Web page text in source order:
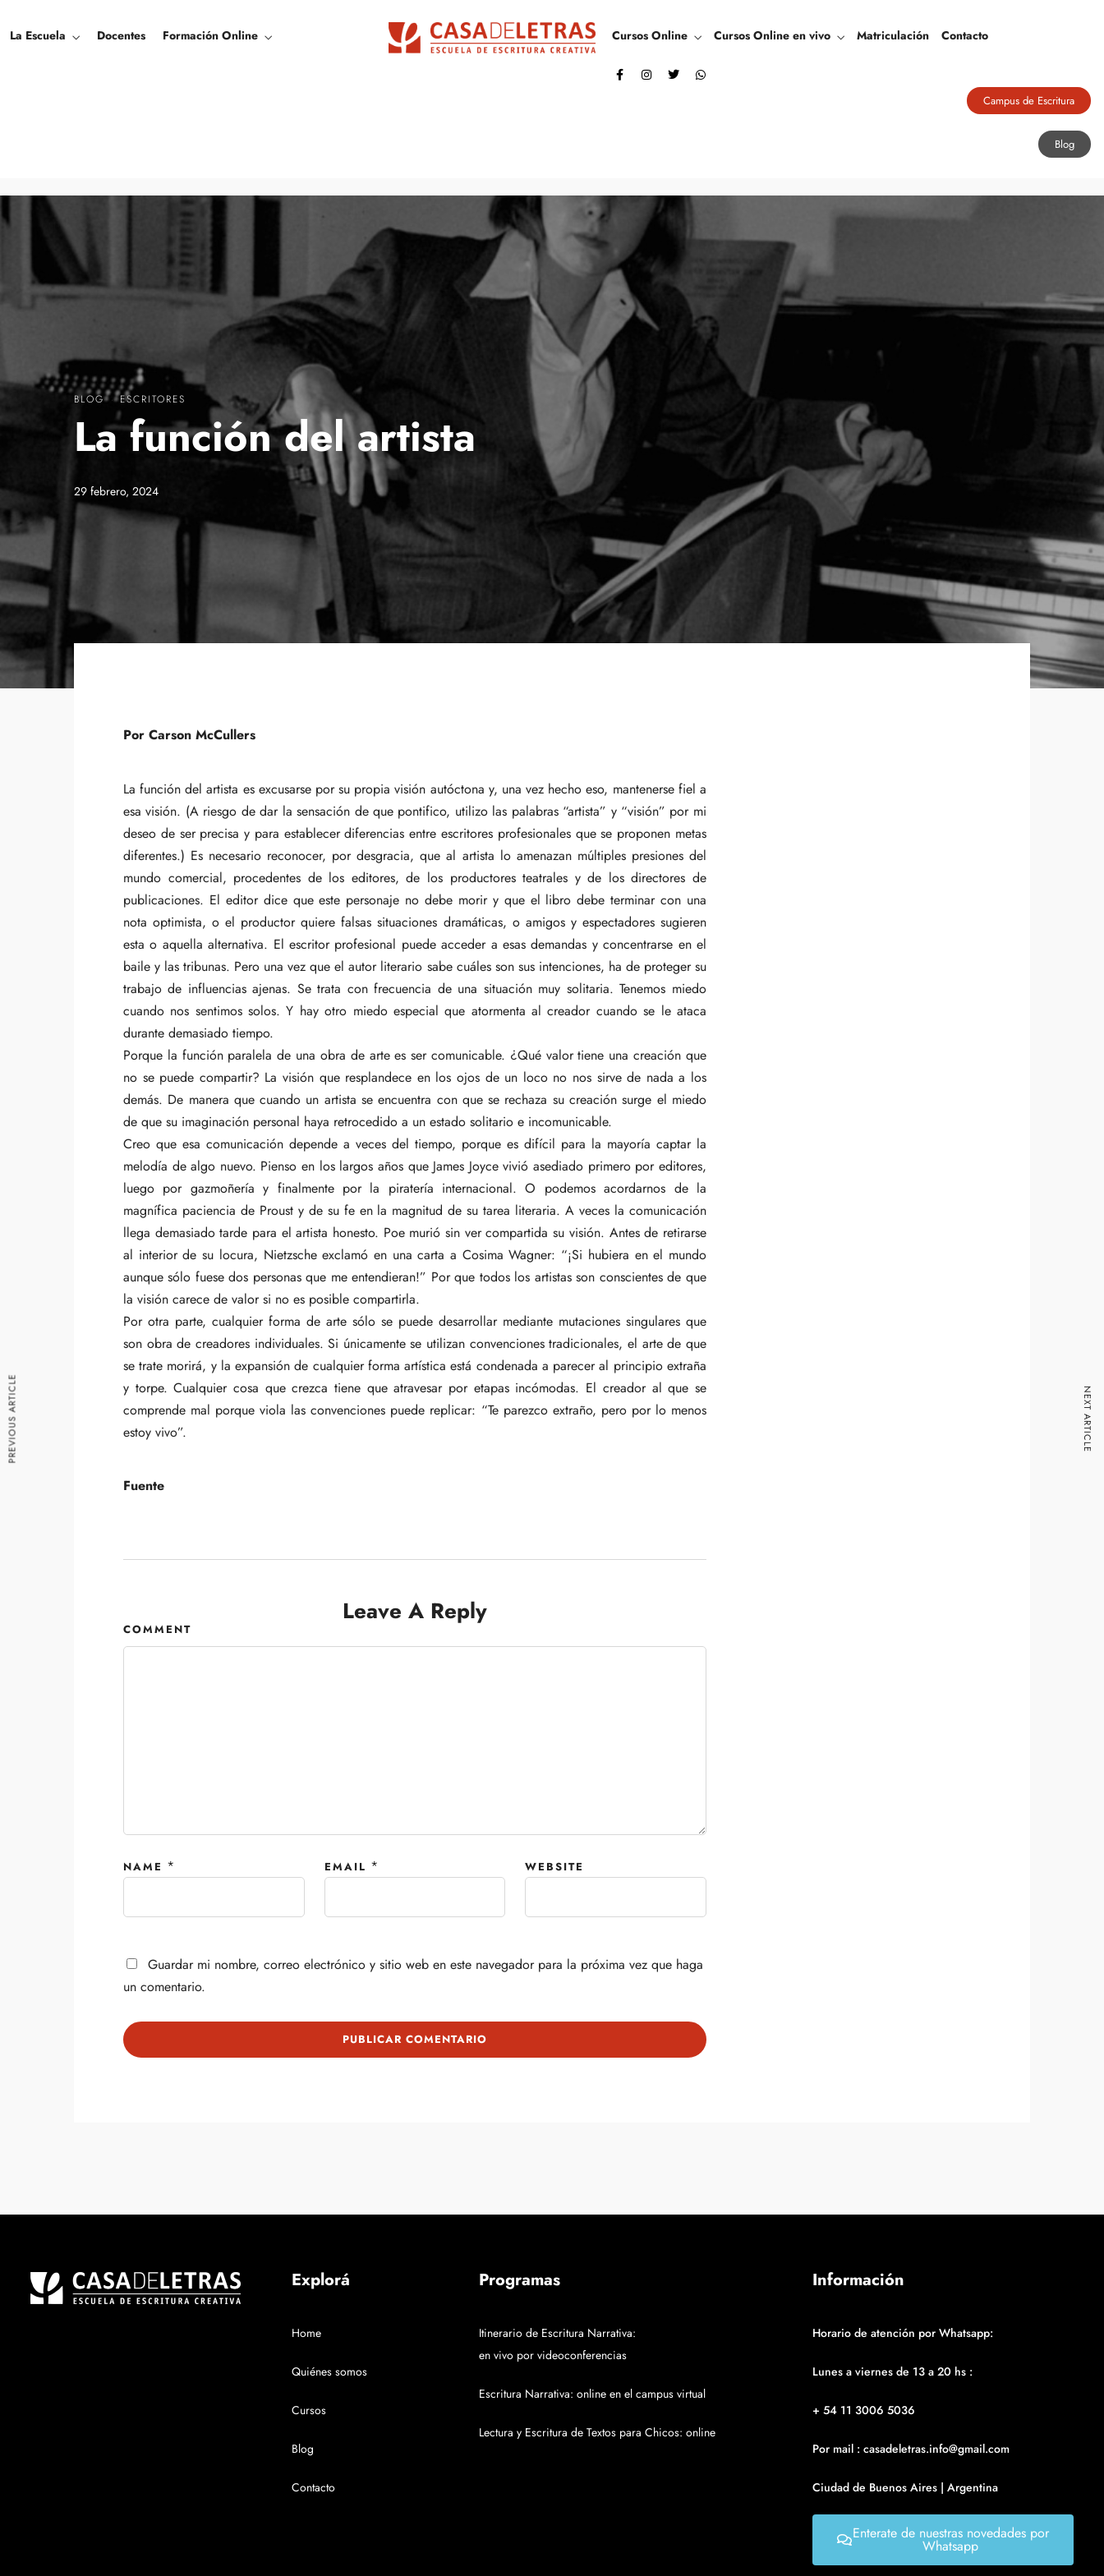
La Escuela Docentes Formación Online Cursos Online Cursos Online en vivo Matriculación Contacto
Campus de Escritura
Blog
BLOG·ESCRITORES
La función del artista
29 febrero, 2024
Por Carson McCullers
La función del artista es excusarse por su propia visión autóctona y, una vez hecho eso, mantenerse fiel a
esa visión. (A riesgo de dar la sensación de que pontifico, utilizo las palabras “artista” y “visión” por mi
deseo de ser precisa y para establecer diferencias entre escritores profesionales que se proponen metas
diferentes.) Es necesario reconocer, por desgracia, que al artista lo amenazan múltiples presiones del
mundo comercial, procedentes de los editores, de los productores teatrales y de los directores de
publicaciones. El editor dice que este personaje no debe morir y que el libro debe terminar con una
nota optimista, o el productor quiere falsas situaciones dramáticas, o amigos y espectadores sugieren
esta o aquella alternativa. El escritor profesional puede acceder a esas demandas y concentrarse en el
baile y las tribunas. Pero una vez que el autor literario sabe cuáles son sus intenciones, ha de proteger su
trabajo de influencias ajenas. Se trata con frecuencia de una situación muy solitaria. Tenemos miedo
cuando nos sentimos solos. Y hay otro miedo especial que atormenta al creador cuando se le ataca
durante demasiado tiempo.
Porque la función paralela de una obra de arte es ser comunicable. ¿Qué valor tiene una creación que
no se puede compartir? La visión que resplandece en los ojos de un loco no nos sirve de nada a los
demás. De manera que cuando un artista se encuentra con que se rechaza su creación surge el miedo
de que su imaginación personal haya retrocedido a un estado solitario e incomunicable.
Creo que esa comunicación depende a veces del tiempo, porque es difícil para la mayoría captar la
melodía de algo nuevo. Pienso en los largos años que James Joyce vivió asediado primero por editores,
luego por gazmoñería y finalmente por la piratería internacional. O podemos acordarnos de la
magnífica paciencia de Proust y de su fe en la magnitud de su tarea literaria. A veces la comunicación
llega demasiado tarde para el artista honesto. Poe murió sin ver compartida su visión. Antes de retirarse
al interior de su locura, Nietzsche exclamó en una carta a Cosima Wagner: “¡Si hubiera en el mundo
aunque sólo fuese dos personas que me entendieran!” Por que todos los artistas son conscientes de que
la visión carece de valor si no es posible compartirla.
Por otra parte, cualquier forma de arte sólo se puede desarrollar mediante mutaciones singulares que
son obra de creadores individuales. Si únicamente se utilizan convenciones tradicionales, el arte de que
se trate morirá, y la expansión de cualquier forma artística está condenada a parecer al principio extraña
y torpe. Cualquier cosa que crezca tiene que atravesar por etapas incómodas. El creador al que se
comprende mal porque viola las convenciones puede replicar: “Te parezco extraño, pero por lo menos
estoy vivo”.
Fuente
Leave A Reply
COMMENT
NAME * EMAIL * WEBSITE
Guardar mi nombre, correo electrónico y sitio web en este navegador para la próxima vez que haga
un comentario.
PREVIOUS ARTICLE NEXT ARTICLE
Explorá
Home
Quiénes somos
Cursos
Blog
Contacto
Programas
Itinerario de Escritura Narrativa:
en vivo por videoconferencias
Escritura Narrativa: online en el campus virtual
Lectura y Escritura de Textos para Chicos: online
Información
Horario de atención por Whatsapp:
Lunes a viernes de 13 a 20 hs :
+ 54 11 3006 5036
Por mail : casadeletras.info@gmail.com
Ciudad de Buenos Aires | Argentina
Enterate de nuestras novedades por
Whatsapp